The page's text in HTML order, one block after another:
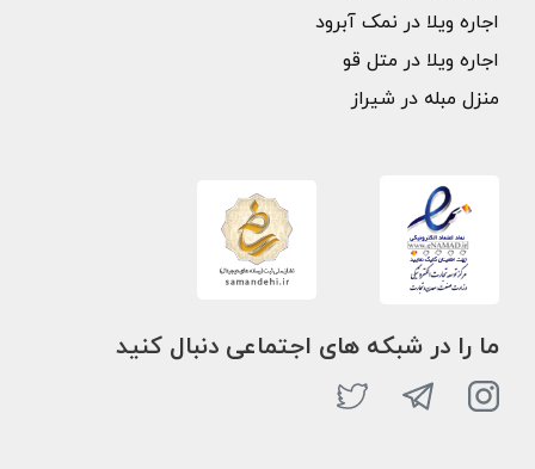
اجاره ویلا در نمک آبرود
اجاره ویلا در متل قو
منزل مبله در شیراز
ما را در شبکه های اجتماعی دنبال کنید